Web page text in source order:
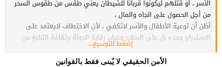
الأسر ، أو قتلهم ليكونوا قربانا للشيطان يعني طقس من طقوس السحر
من أجل الحصول على الجاه والمال ،
أظن أن توعية الأطفال والأسر لاتكفي ، لأن الاختطاف لايعتمد على
الاستدراج وحده بل على السلاح وغياب رقابة الدولة وثقافة التبليغ من
طرف المواطنين ، ماذا يفيد الأسرة أن توعي أطفالها في ظل غياب
أسباب الأمن الخارجي ، لابد من الدولة أن تجند الأمن وتضع أدوات رقابة
إضغط للتوسيع...
الأمن الحقيقي لا يُبنى فقط بالقوانين